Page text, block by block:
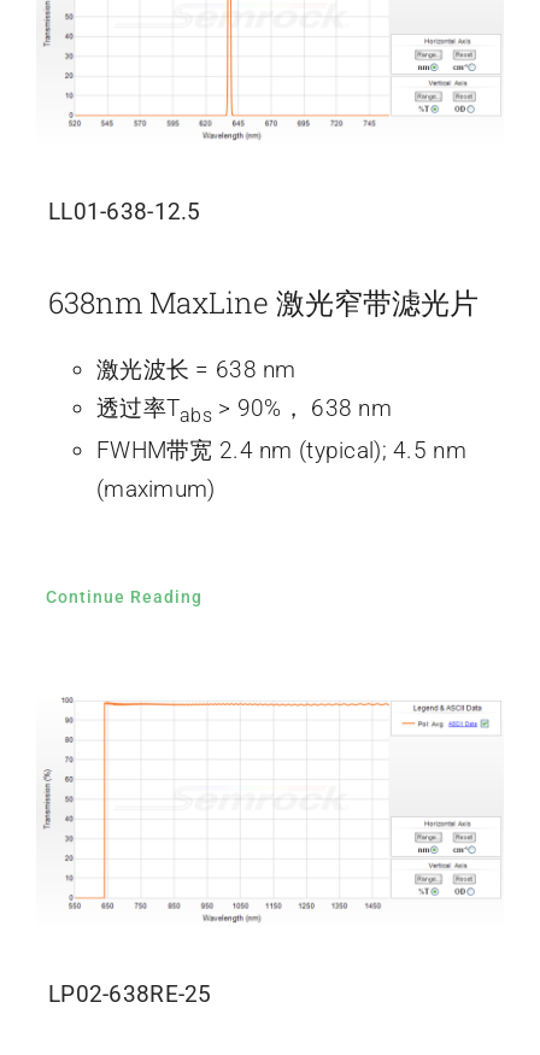
LL01-638-12.5
638nm MaxLine 激光窄带滤光片
激光波长 = 638 nm
透过率Tabs > 90%， 638 nm
FWHM带宽 2.4 nm (typical); 4.5 nm
(maximum)
Continue Reading
LP02-638RE-25